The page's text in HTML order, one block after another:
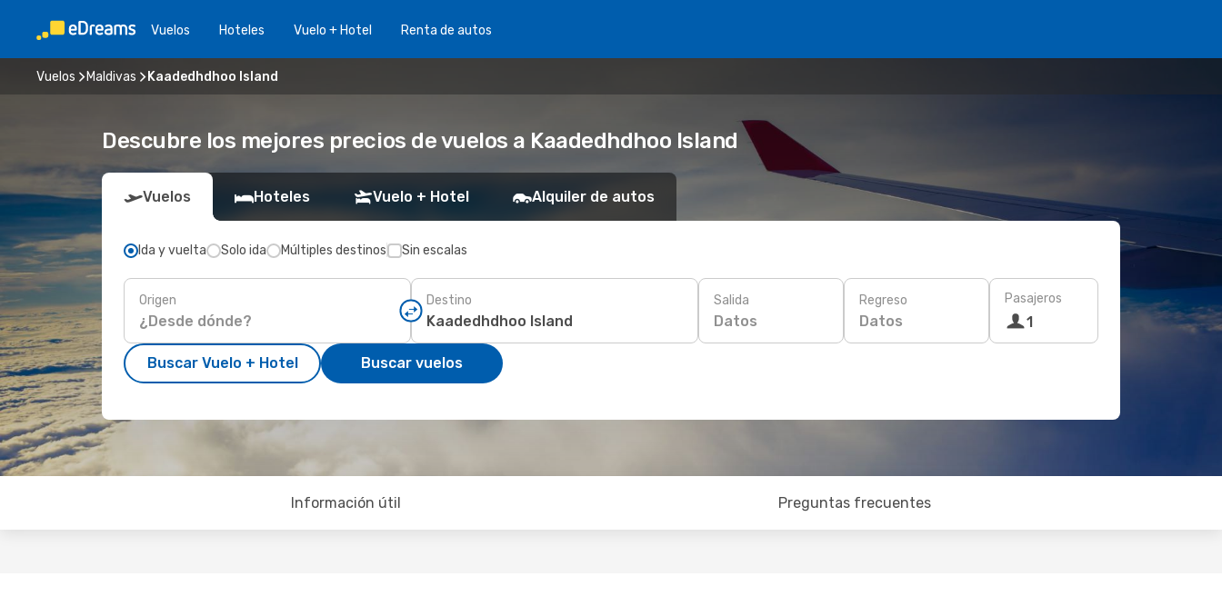
Vuelos Hoteles Vuelo + Hotel Renta de autos
Vuelos Maldivas Kaadedhdhoo Island
Descubre los mejores precios de vuelos a Kaadedhdhoo Island
Vuelos Hoteles Vuelo + Hotel Alquiler de autos
Ida y vuelta Solo ida Múltiples destinos Sin escalas
Origen Destino Salida
Datos
Regreso
Datos
Pasajeros
1
Buscar Vuelo + Hotel Buscar vuelos
Información útil Preguntas frecuentes